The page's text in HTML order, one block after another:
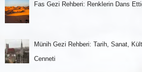
Fas Gezi Rehberi: Renklerin Dans
Münih Gezi Rehberi: Tarih, Sanat,
Cenneti